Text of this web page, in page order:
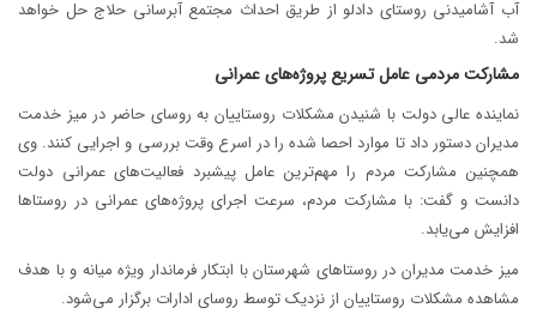
آب آشامیدنی روستای دادلو از طریق احداث مجتمع آبرسانی حلاج حل خواهد
شد.
مشارکت مردمی عامل تسریع پروژه‌های عمرانی
نماینده عالی دولت با شنیدن مشکلات روستاییان به روسای حاضر در میز خدمت
مدیران دستور داد تا موارد احصا شده را در اسرع وقت بررسی و اجرایی کنند. وی
همچنین مشارکت مردم را مهم‌ترین عامل پیشبرد فعالیت‌های عمرانی دولت
دانست و گفت: با مشارکت مردم، سرعت اجرای پروژه‌های عمرانی در روستاها
افزایش می‌یابد.
میز خدمت مدیران در روستاهای شهرستان با ابتکار فرماندار ویژه میانه و با هدف
مشاهده مشکلات روستاییان از نزدیک توسط روسای ادارات برگزار می‌شود.